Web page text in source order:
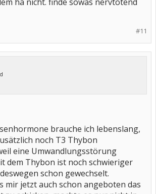
#11
brauche ich lebenslang,
noch T3 Thybon
eine Umwandlungsstörung
dem Thybon ist noch schwieriger
schon gewechselt.
mir jetzt auch schon angeboten das